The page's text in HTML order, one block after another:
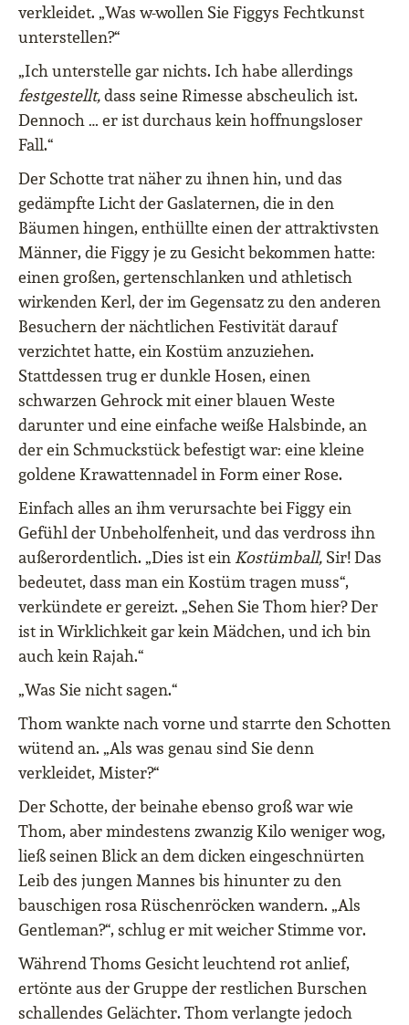
verkleidet. „Was w-wollen Sie Figgys Fechtkunst
unterstellen?“
„Ich unterstelle gar nichts. Ich habe allerdings
festgestellt,dass seine Rimesse abscheulich ist.
Dennoch … er ist durchaus kein hoffnungsloser
Fall.“
Der Schotte trat näher zu ihnen hin, und das
gedämpfte Licht der Gaslaternen, die in den
Bäumen hingen, enthüllte einen der attraktivsten
Männer, die Figgy je zu Gesicht bekommen hatte:
einen großen, gertenschlanken und athletisch
wirkenden Kerl, der im Gegensatz zu den anderen
Besuchern der nächtlichen Festivität darauf
verzichtet hatte, ein Kostüm anzuziehen.
Stattdessen trug er dunkle Hosen, einen
schwarzen Gehrock mit einer blauen Weste
darunter und eine einfache weiße Halsbinde, an
der ein Schmuckstück befestigt war: eine kleine
goldene Krawattennadel in Form einer Rose.
Einfach alles an ihm verursachte bei Figgy ein
Gefühl der Unbeholfenheit, und das verdross ihn
außerordentlich. „Dies ist ein Kostümball, Sir! Das
bedeutet, dass man ein Kostüm tragen muss“,
verkündete er gereizt. „Sehen Sie Thom hier? Der
ist in Wirklichkeit gar kein Mädchen, und ich bin
auch kein Rajah.“
„Was Sie nicht sagen.“
Thom wankte nach vorne und starrte den Schotten
wütend an. „Als was genau sind Sie denn
verkleidet, Mister?“
Der Schotte, der beinahe ebenso groß war wie
Thom, aber mindestens zwanzig Kilo weniger wog,
ließ seinen Blick an dem dicken eingeschnürten
Leib des jungen Mannes bis hinunter zu den
bauschigen rosa Rüschenröcken wandern. „Als
Gentleman?“, schlug er mit weicher Stimme vor.
Während Thoms Gesicht leuchtend rot anlief,
ertönte aus der Gruppe der restlichen Burschen
schallendes Gelächter. Thom verlangte jedoch